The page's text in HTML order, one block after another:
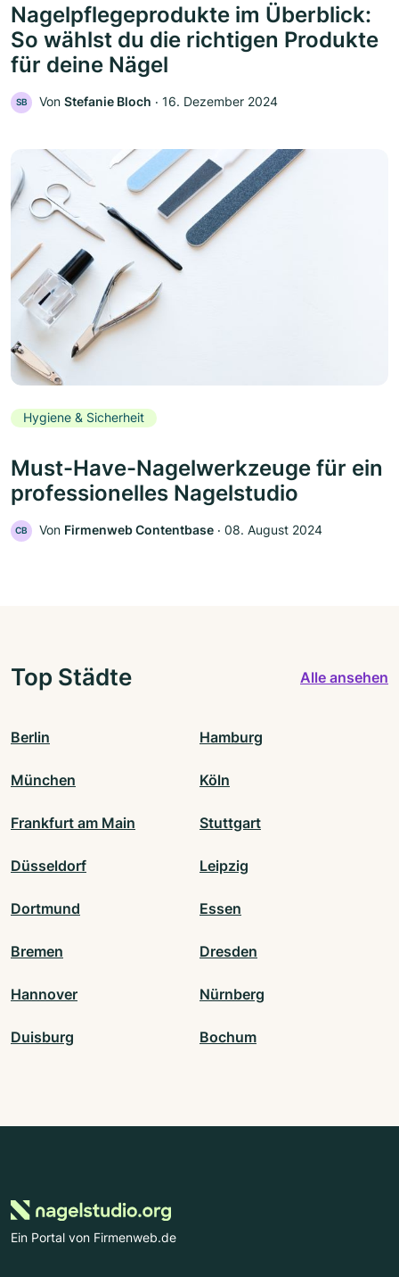
Nagelpflegeprodukte im Überblick:
So wählst du die richtigen Produkte
für deine Nägel
SB Von Stefanie Bloch ‧ 16. Dezember 2024
Hygiene & Sicherheit
Must-Have-Nagelwerkzeuge für ein
professionelles Nagelstudio
CB Von Firmenweb Contentbase ‧ 08. August 2024
Top Städte Alle ansehen
Berlin Hamburg
München Köln
Frankfurt am Main Stuttgart
Düsseldorf Leipzig
Dortmund Essen
Bremen Dresden
Hannover Nürnberg
Duisburg Bochum
Ein Portal von Firmenweb.de